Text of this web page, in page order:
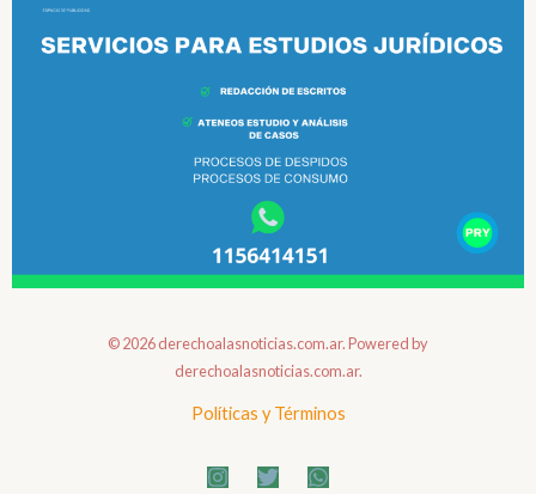
© 2026 derechoalasnoticias.com.ar. Powered by
derechoalasnoticias.com.ar.
Políticas y Términos